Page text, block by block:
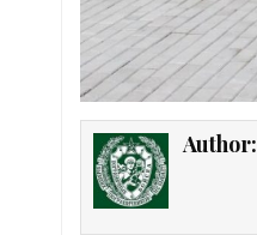
Author: